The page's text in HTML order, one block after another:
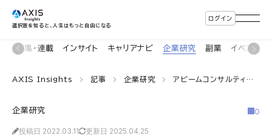
選択肢を知ると、人生はもっと自由になる
ログイン
特集・連載 インサイト キャリアナビ 企業研究 副業 イベント
AXIS Insights 記事 企業研究 アビームコンサルティング ITMSセクター インタビュー／新規事業創出から戦略策定まで、DX・ITを軸に業界変革を目指す
企業研究
投稿日 2022.03.11 更新日 2025.04.25
0